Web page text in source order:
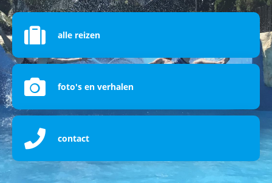
alle reizen
foto's en verhalen
contact